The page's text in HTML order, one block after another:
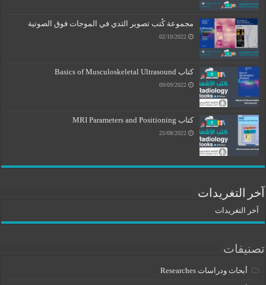
مجموعة كُتب تصوير الثدي في الموجات فوق الصوتية
02/10/2022
كتاب Basics of Musculoskeletal Ultrasound
09/09/2022
كتاب MRI Parameters and Positioning
25/08/2022
آخر التغريدات
آخر التغريدات
تصنيفات
أبحاث ودراسات Researches